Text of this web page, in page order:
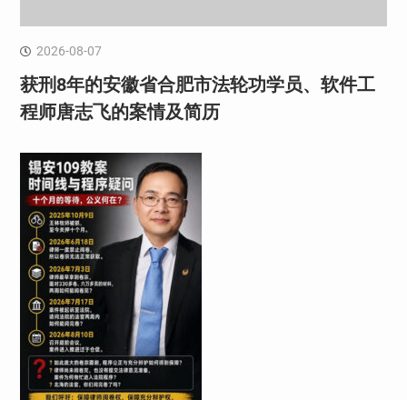
2026-08-07
获刑8年的安徽省合肥市法轮功学员、软件工
程师唐志飞的案情及简历